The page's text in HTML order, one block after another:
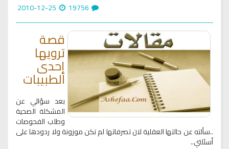
قصة
ترويها
إحدى
الطبيبات
بعد سؤالي عن
المشكلة الصحية
وطلب الفحوصات
..سألته عن حالتها العقلية لان تصرفاتها لم تكن موزونة ولا ردودها على
أسئلتي..